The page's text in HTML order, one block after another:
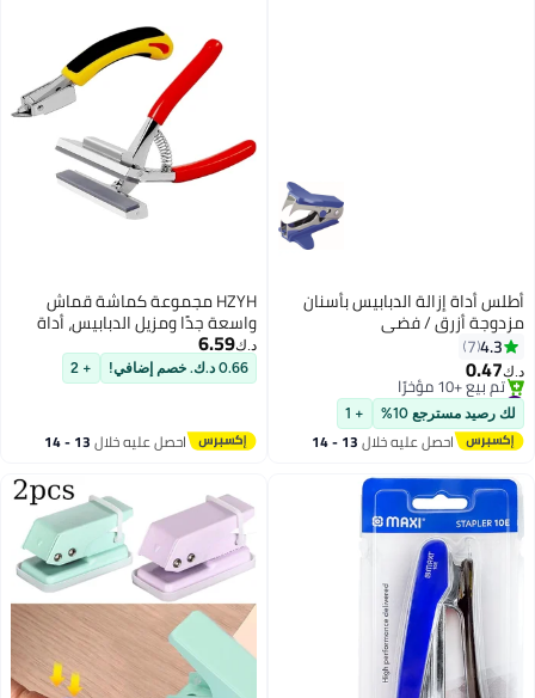
أطلس أداة إزالة الدبابيس بأسنان
مزدوجة أزرق / فضي
4.3
7
د.ك‏0.47
#3 في الدبّاسات وخرامات الورق
أقل سعر في 7 يوم
تم بيع +10 مؤخرًا
#3 في الدبّاسات وخرامات الورق
لك رصيد مسترجع 10% + 1
احصل عليه خلال 13 - 14
HZYH مجموعة كماشة قماش
واسعة جدًا ومزيل الدبابيس، أداة
فنية من سبيكة، مقبض بزنبرك
عودة، مزيل دبابيس التنجيد، لشد
القماش وإصلاح الكراسي
د.ك‏6.59
0.66 د.ك. خصم إضافي! + 2
احصل عليه خلال 13 - 14